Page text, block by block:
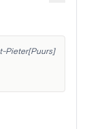
Pieter[Puurs]